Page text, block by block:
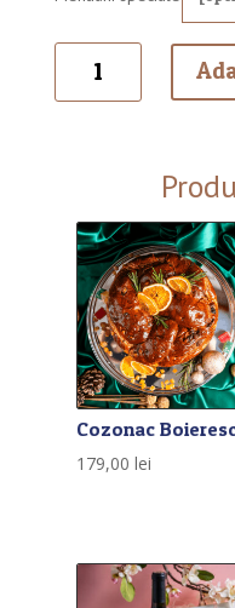
Cozonac
belgiana
Cozonac
179,00 lei